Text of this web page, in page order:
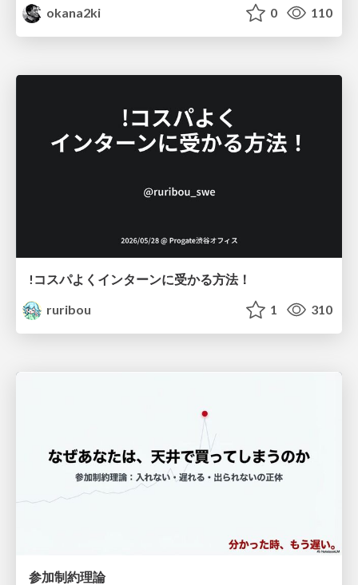
okana2ki
0 110
!コスパよくインターンに受かる方法！
ruribou
1 310
参加制約理論